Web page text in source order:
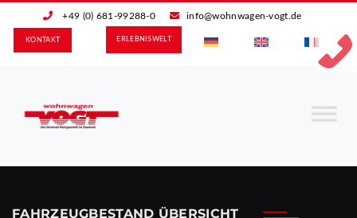
+49 (0) 681-99288-0 info@wohnwagen-vogt.de
ERLEBNIS­WELT
KONTAKT
FAHRZEUGBESTAND ÜBERSICHT